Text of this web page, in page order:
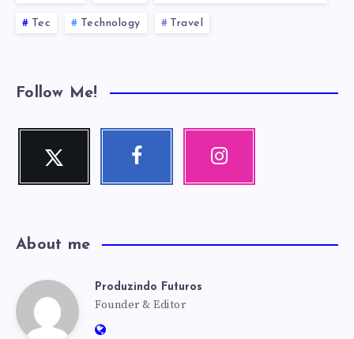
Tec Technology Travel
Follow Me!
Twitter Facebook Instagram
Nossas
About me
Produzindo
Produzindo Futuros
Founder & Editor
Website: